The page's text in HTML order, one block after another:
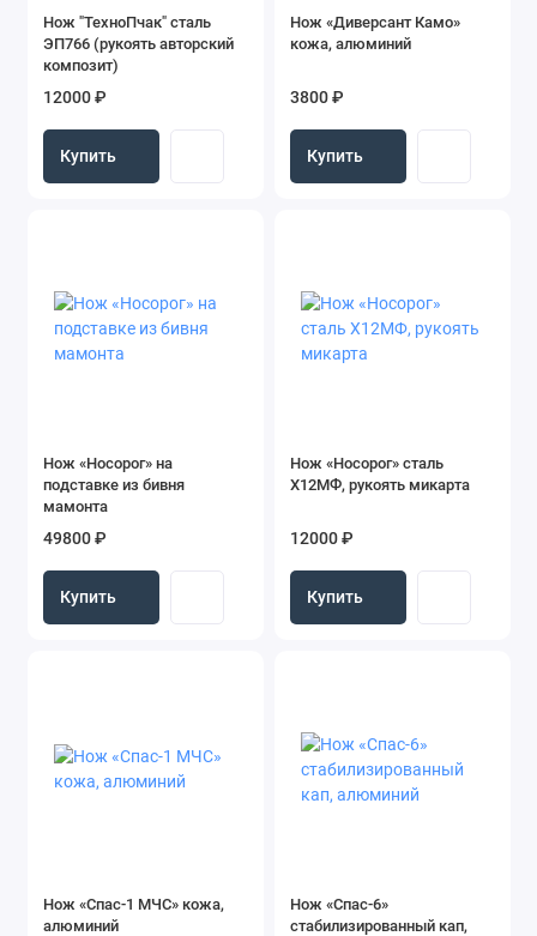
Нож "ТехноПчак" сталь
ЭП766 (рукоять авторский
композит)
12000 ₽
Купить
Нож «Диверсант Камо»
кожа, алюминий
3800 ₽
Купить
Нож «Носорог» на
подставке из бивня
мамонта
49800 ₽
Купить
Нож «Носорог» сталь
Х12МФ, рукоять микарта
12000 ₽
Купить
Нож «Спас-1 МЧС» кожа,
алюминий
Нож «Спас-6»
стабилизированный кап,